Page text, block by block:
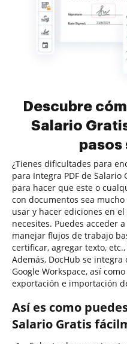
Descubre
Salario
pasos
¿Tienes dificultades para
para Integra PDF de Salario
para hacer que este o
con documentos sea
usar y hacer ediciones en
necesites. Puedes acceder
manejar flujos de trabajo
certificar, agregar texto,
Además, DocHub se
Google Workspace, así
exportación e importación
Así es como
Salario Gratis